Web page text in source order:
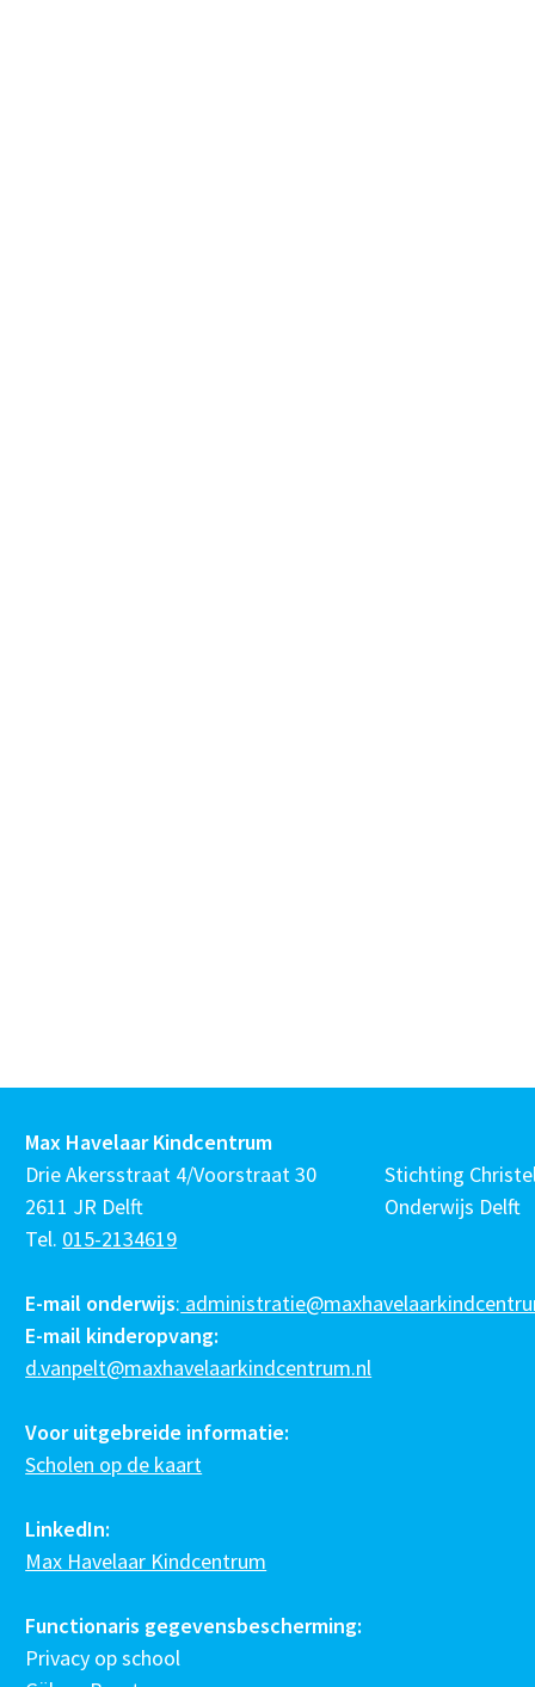
Max Havelaar Kindcentrum
Drie Akersstraat 4/Voorstraat 30
2611 JR Delft
Tel. 015-2134619
E-mail onderwijs:
E-mail kinderopvang:
d.vanpelt@maxhavelaarkindcentrum.nl
Voor uitgebreide informatie:
Scholen op de kaart
LinkedIn:
Max Havelaar Kindcentrum
Functionaris gegevensbescherming:
Privacy op school
Stichting
Onderwijs Delft